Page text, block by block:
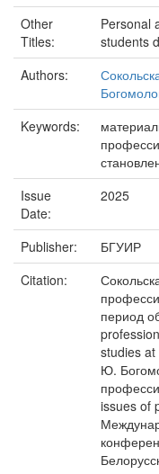
Other
Titles:
Personal
students
Authors:
Keywords:
Issue
Date:
2025
Publisher:
БГУИР
Citation:
период
studies
Ю.
issues of